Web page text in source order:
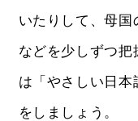
いたりして、母
などを少しずつ把
は「やさしい日
をしましょう。